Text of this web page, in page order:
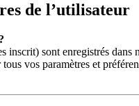
de l’utilisateur
inscrit) sont enregistrés
vos paramètres et